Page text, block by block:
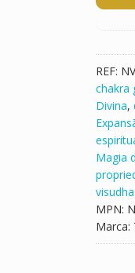
Lapis
Lazuli
REF:
chakra
Divina,
Magia
visudha
MPN:
Marca: